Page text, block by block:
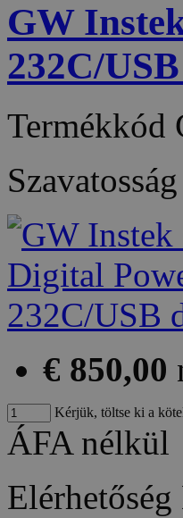
GW
232C/
Termékkód
Szavatosság
€ 850,00
Kérjük, töltse ki a
ÁFA nélkül
Elérhetőség